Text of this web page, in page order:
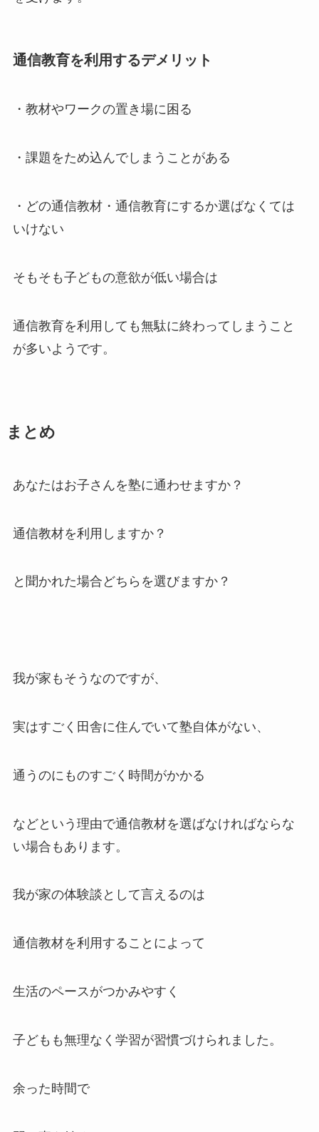
通信教育を利用するデメリット
・教材やワークの置き場に困る
・課題をため込んでしまうことがある
・どの通信教材・通信教育にするか選ばなくては
いけない
そもそも子どもの意欲が低い場合は
通信教育を利用しても無駄に終わってしまうこと
が多いようです。
まとめ
あなたはお子さんを塾に通わせますか？
通信教材を利用しますか？
と聞かれた場合どちらを選びますか？
我が家もそうなのですが、
実はすごく田舎に住んでいて塾自体がない、
通うのにものすごく時間がかかる
などという理由で通信教材を選ばなければならな
い場合もあります。
我が家の体験談として言えるのは
通信教材を利用することによって
生活のペースがつかみやすく
子どもも無理なく学習が習慣づけられました。
余った時間で